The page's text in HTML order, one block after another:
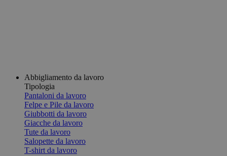
Abbigliamento da lavoro
Tipologia
Pantaloni da lavoro
Felpe e Pile da lavoro
Giubbotti da lavoro
Giacche da lavoro
Tute da lavoro
Salopette da lavoro
T-shirt da lavoro